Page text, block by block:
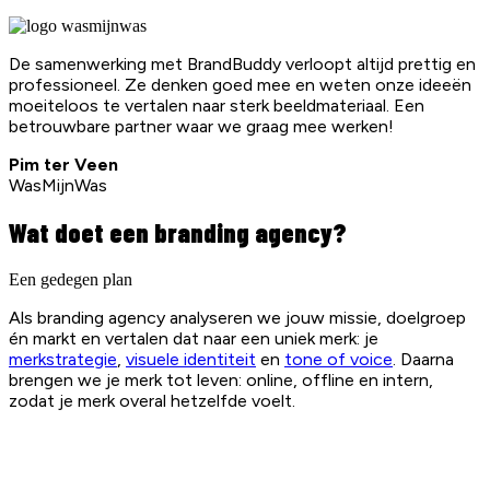
De samenwerking met BrandBuddy verloopt altijd prettig en
professioneel. Ze denken goed mee en weten onze ideeën
moeiteloos te vertalen naar sterk beeldmateriaal. Een
betrouwbare partner waar we graag mee werken!
Pim ter Veen
WasMijnWas
Wat doet een branding agency?
Een gedegen plan
Als branding agency analyseren we jouw missie, doelgroep
én markt en vertalen dat naar een uniek merk: je
merkstrategie, visuele identiteit en tone of voice. Daarna
brengen we je merk tot leven: online, offline en intern,
zodat je merk overal hetzelfde voelt.